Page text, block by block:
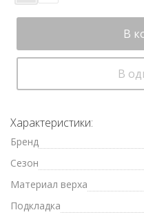
В
В
Характеристики:
Бренд
Сезон
Материал верха
Подкладка